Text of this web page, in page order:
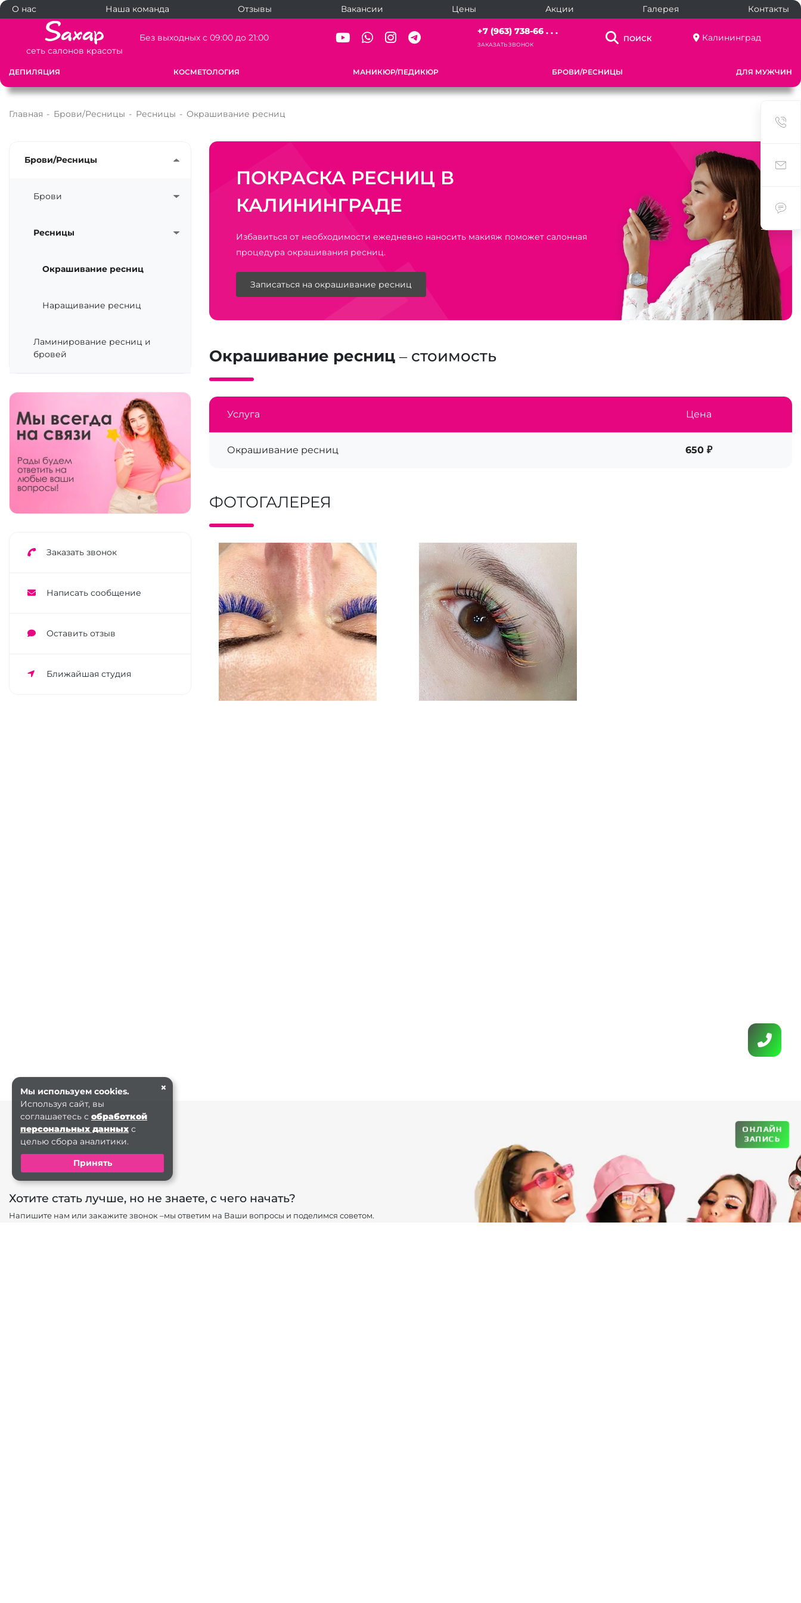
О нас Наша команда Отзывы Вакансии Цены Акции Галерея Контакты
сеть салонов красоты
Без выходных с 09:00 до 21:00
+7 (963) 738-66 . . .
ЗАКАЗАТЬ ЗВОНОК
ПОИСК Калининград
ДЕПИЛЯЦИЯ КОСМЕТОЛОГИЯ МАНИКЮР/ПЕДИКЮР БРОВИ/РЕСНИЦЫ ДЛЯ МУЖЧИН
Главная - Брови/Ресницы - Ресницы - Окрашивание ресниц
Брови/Ресницы
Брови
Ресницы
Окрашивание ресниц
Наращивание ресниц
Ламинирование ресниц и
бровей
Заказать звонок
Написать сообщение
Оставить отзыв
Ближайшая студия
ПОКРАСКА РЕСНИЦ В
КАЛИНИНГРАДЕ
Избавиться от необходимости ежедневно наносить макияж поможет салонная
процедура окрашивания ресниц.
Записаться на окрашивание ресниц
Окрашивание ресниц– стоимость
Услуга Цена
Окрашивание ресниц 650 ₽
ФОТОГАЛЕРЕЯ
Хотите стать лучше, но не знаете, с чего начать?
Напишите нам или закажите звонок –мы ответим на Ваши вопросы и поделимся советом.
×
Мы используем cookies.
Используя сайт, вы
соглашаетесь с обработкой
персональных данных с
целью сбора аналитики.
Принять
ОНЛАЙН
ЗАПИСЬ